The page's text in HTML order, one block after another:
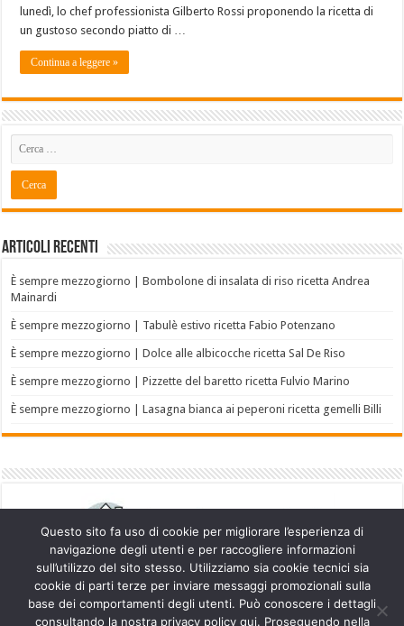
lunedì, lo chef professionista Gilberto Rossi proponendo la ricetta di
un gustoso secondo piatto di …
Continua a leggere »
Articoli recenti
È sempre mezzogiorno | Bombolone di insalata di riso ricetta Andrea
Mainardi
È sempre mezzogiorno | Tabulè estivo ricetta Fabio Potenzano
È sempre mezzogiorno | Dolce alle albicocche ricetta Sal De Riso
È sempre mezzogiorno | Pizzette del baretto ricetta Fulvio Marino
È sempre mezzogiorno | Lasagna bianca ai peperoni ricetta gemelli Billi
Questo sito fa uso di cookie per migliorare l’esperienza di
navigazione degli utenti e per raccogliere informazioni
sull’utilizzo del sito stesso. Utilizziamo sia cookie tecnici sia
cookie di parti terze per inviare messaggi promozionali sulla
base dei comportamenti degli utenti. Può conoscere i dettagli
consultando la nostra privacy policy qui. Proseguendo nella